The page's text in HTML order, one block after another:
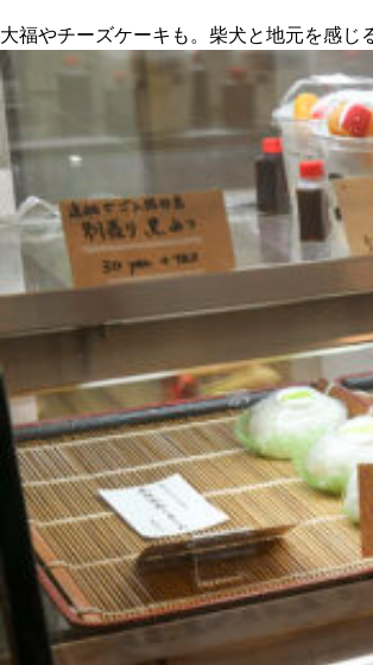
大福やチーズケーキも。柴犬と地元を感じ